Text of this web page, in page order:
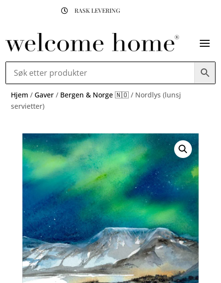
 RASK LEVERING
Hjem /Gaver / Bergen & Norge 🇳🇴 / Nordlys (lunsj
servietter)